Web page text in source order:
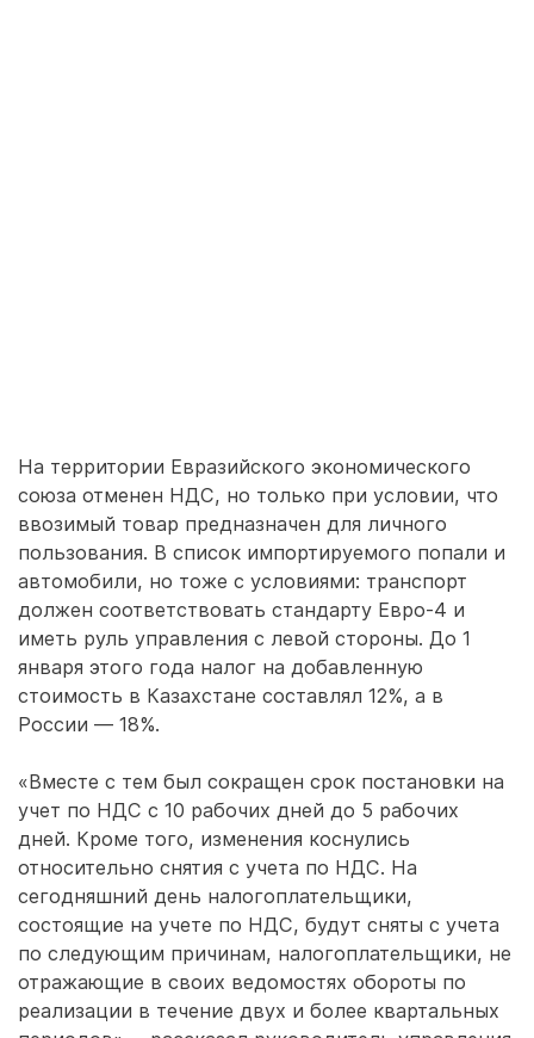
На территории Евразийского экономического
союза отменен НДС, но только при условии, что
ввозимый товар предназначен для личного
пользования. В список импортируемого попали и
автомобили, но тоже с условиями: транспорт
должен соответствовать стандарту Евро-4 и
иметь руль управления с левой стороны. До 1
января этого года налог на добавленную
стоимость в Казахстане составлял 12%, а в
России — 18%.
«Вместе с тем был сокращен срок постановки на
учет по НДС с 10 рабочих дней до 5 рабочих
дней. Кроме того, изменения коснулись
относительно снятия с учета по НДС. На
сегодняшний день налогоплательщики,
состоящие на учете по НДС, будут сняты с учета
по следующим причинам, налогоплательщики, не
отражающие в своих ведомостях обороты по
реализации в течение двух и более квартальных